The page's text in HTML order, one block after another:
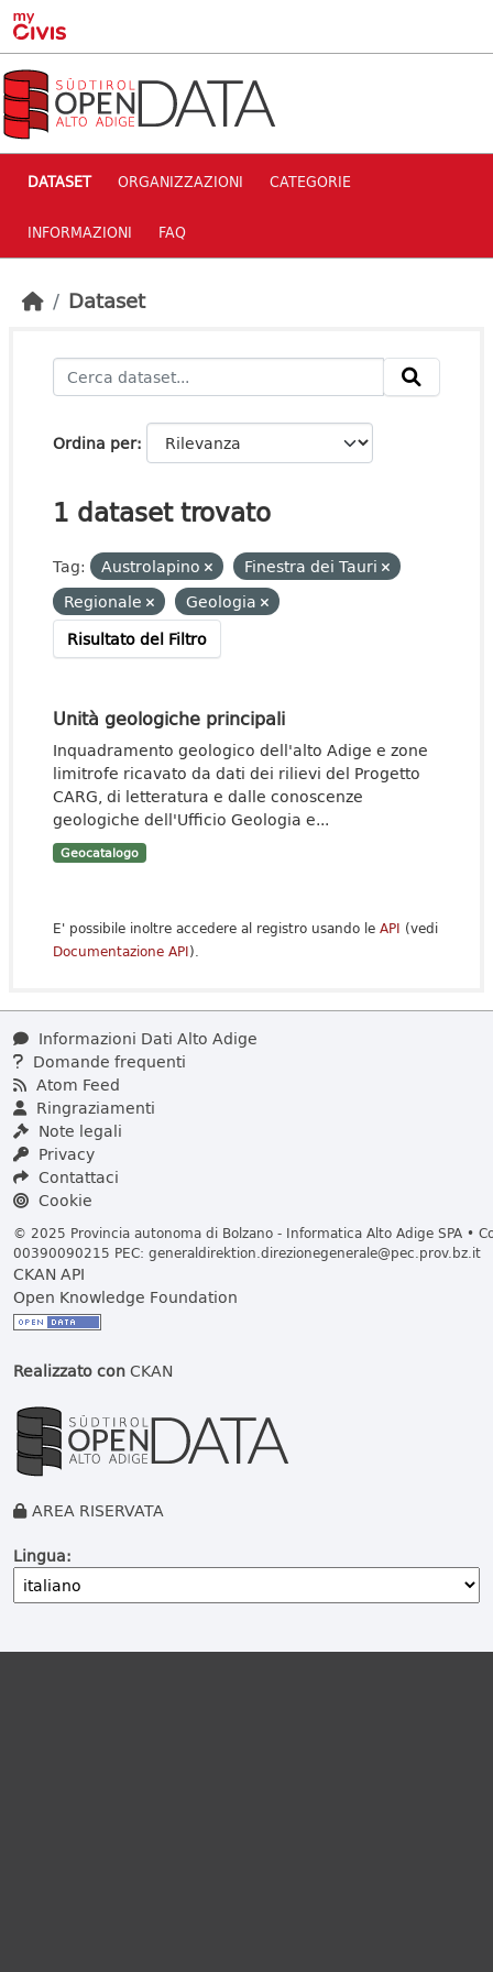
Skip to main content
DATASET ORGANIZZAZIONI CATEGORIE
INFORMAZIONI FAQ
Dataset
Ordina per
1 dataset trovato
Tag: Austrolapino
Finestra dei Tauri
Regionale
Geologia
Risultato del Filtro
Unità geologiche principali
Inquadramento geologico dell'alto Adige e zone
limitrofe ricavato da dati dei rilievi del Progetto
CARG, di letteratura e dalle conoscenze
geologiche dell'Ufficio Geologia e...
Geocatalogo
E' possibile inoltre accedere al registro usando le API (vedi
Documentazione API).
Informazioni Dati Alto Adige
Domande frequenti
Atom Feed
Ringraziamenti
Note legali
Privacy
Contattaci
Cookie
© 2025 Provincia autonoma di Bolzano - Informatica Alto Adige SPA •
00390090215 PEC: generaldirektion.direzionegenerale@pec.prov.bz.it
CKAN API
Open Knowledge Foundation
Realizzato conCKAN
AREA RISERVATA
Lingua